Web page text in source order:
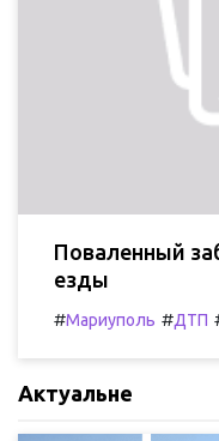
Поваленный
езды
#Мариуполь #ДТП
Актуальне